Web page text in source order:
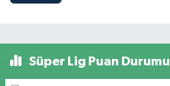
Süper Lig Puan Durumu